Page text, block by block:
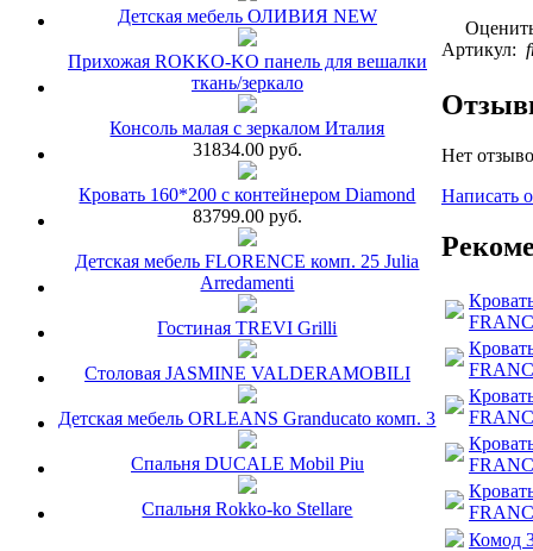
Детская мебель ОЛИВИЯ NEW
Прихожая ROKKO-KO панель для вешалки
ткань/зеркало
Консоль малая с зеркалом Италия
31834.00 руб.
Кровать 160*200 с контейнером Diamond
83799.00 руб.
Детская мебель FLORENCE комп. 25 Julia
Arredamenti
Гостиная TREVI Grilli
Столовая JASMINE VALDERAMOBILI
Детская мебель ORLEANS Granducato комп. 3
Спальня DUCALE Mobil Piu
Спальня Rokko-ko Stellare
Артикул:
Нет
Написать
Комод